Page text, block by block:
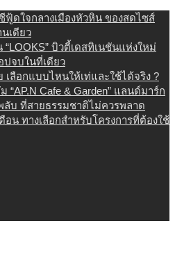
ฟู้ดใจกลางเมืองหัวหิน ของสดไซส์
เดียว
บิวตี้เดสทิเนชันแห่งใหม่
ปจบในที่เดียว
เลือกแบบไหนให้เท่และใช้ได้จริง ?
“AP.N Cafe & Garden” แลนด์มาร์ก
ลับ ที่สายธรรมชาติไม่ควรพลาด
อน ทางเลือกสำหรับโครงการที่ต้องใช้